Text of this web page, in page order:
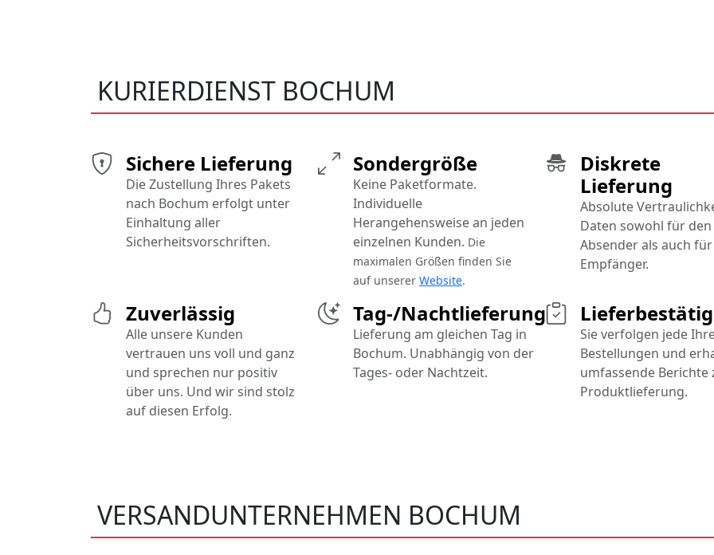
KURIERDIENST BOCHUM
Sichere Lieferung
Die Zustellung Ihres Pakets
nach Bochum erfolgt unter
Einhaltung aller
Sicherheitsvorschriften.
Diskrete
Lieferung
Absolute
Daten sowohl für den
Absender als auch
Empfänger.
Tag-/Nachtlieferung
Lieferung am gleichen Tag in
Bochum. Unabhängig von der
Tages- oder Nachtzeit.
Sondergröße
Keine Paketformate.
Individuelle
Herangehensweise an jeden
einzelnen Kunden. Die
maximalen Größen finden Sie
auf unserer Website.
Sie verfolgen jede
Bestellungen und
umfassende Berichte
Produktlieferung.
Zuverlässig
Alle unsere Kunden
vertrauen uns voll und ganz
und sprechen nur positiv
über uns. Und wir sind stolz
auf diesen Erfolg.
VERSANDUNTERNEHMEN BOCHUM